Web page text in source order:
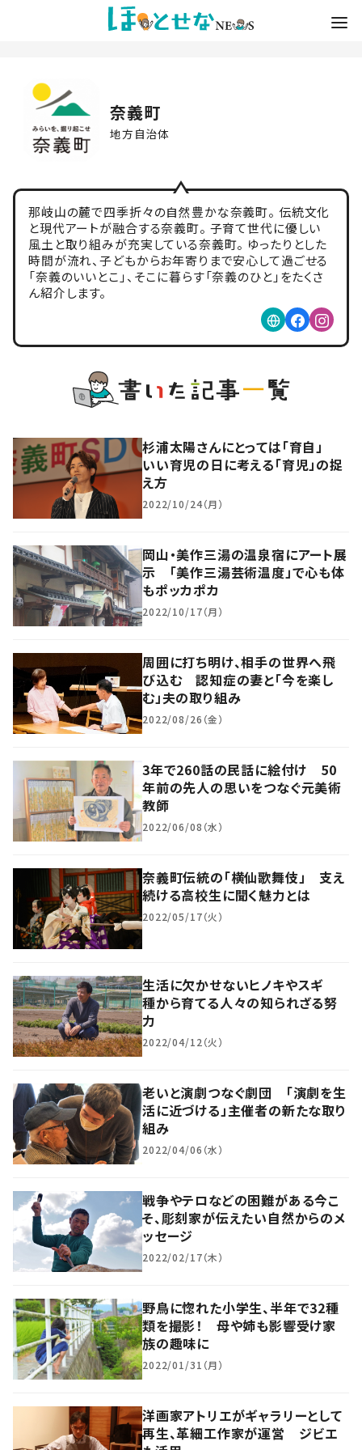
奈義町
地方自治体
那岐山の麓で四季折々の自然豊かな奈義町。 伝統文化
と現代アートが融合する奈義町。 子育て世代に優しい
風土と取り組みが充実している奈義町。 ゆったりとした
時間が流れ、子どもからお年寄りまで安心して過ごせる
「奈義のいいとこ」、そこに暮らす「奈義のひと」をたくさ
ん紹介します。
杉浦太陽さんにとっては「育自」
いい育児の日に考える「育児」の捉
え方
2022/10/24（月）
岡山・美作三湯の温泉宿にアート展
示 「美作三湯芸術温度」で心も体
もポッカポカ
2022/10/17（月）
周囲に打ち明け、相手の世界へ飛
び込む 認知症の妻と「今を楽し
む」夫の取り組み
2022/08/26（金）
3年で260話の民話に絵付け 50
年前の先人の思いをつなぐ元美術
教師
2022/06/08（水）
奈義町伝統の「横仙歌舞伎」 支え
続ける高校生に聞く魅力とは
2022/05/17（火）
生活に欠かせないヒノキやスギ
種から育てる人々の知られざる努
力
2022/04/12（火）
老いと演劇つなぐ劇団 「演劇を生
活に近づける」主催者の新たな取り
組み
2022/04/06（水）
戦争やテロなどの困難がある今こ
そ、彫刻家が伝えたい自然からのメ
ッセージ
2022/02/17（木）
野鳥に惚れた小学生、半年で32種
類を撮影！ 母や姉も影響受け家
族の趣味に
2022/01/31（月）
洋画家アトリエがギャラリーとして
再生、革細工作家が運営 ジビエ